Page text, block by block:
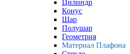
Цилиндр
Конус
Шар
Полушар
Геометрия
Материал Плафона